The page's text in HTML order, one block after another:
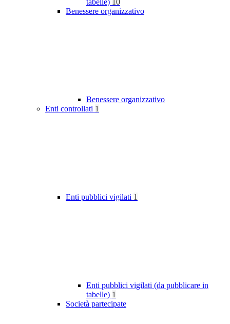
tabelle)
10
Benessere organizzativo
Benessere organizzativo
Enti controllati 1
Enti pubblici vigilati 1
Enti pubblici vigilati (da pubblicare in
tabelle) 1
Società partecipate